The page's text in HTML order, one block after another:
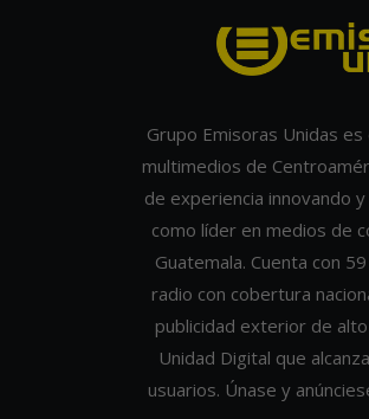
Grupo Emisoras Unidas
multimedios de
de experiencia innovando
como líder en medios de
Guatemala. Cuenta con
radio con cobertura
publicidad exterior de
Unidad Digital que
usuarios. Únase y